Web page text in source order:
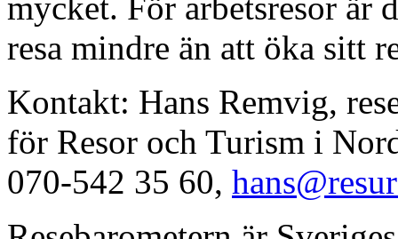
resa mindre än att öka sitt
Kontakt: Hans Remvig,
för Resor och Turism i
070-542 35 60,